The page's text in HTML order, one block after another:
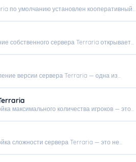
по умолчанию установлен кооперативный...
собственного сервера Terraria открывает...
версии сервера Terraria — одна из...
максимального количества игроков — это...
сложности сервера Terraria — это не...